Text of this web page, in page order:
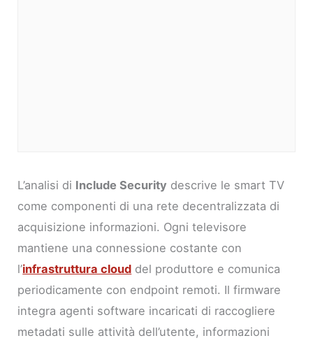
L’analisi di Include Security descrive le smart TV
come componenti di una rete decentralizzata di
acquisizione informazioni. Ogni televisore
mantiene una connessione costante con
l’infrastruttura cloud del produttore e comunica
periodicamente con endpoint remoti. Il firmware
integra agenti software incaricati di raccogliere
metadati sulle attività dell’utente, informazioni